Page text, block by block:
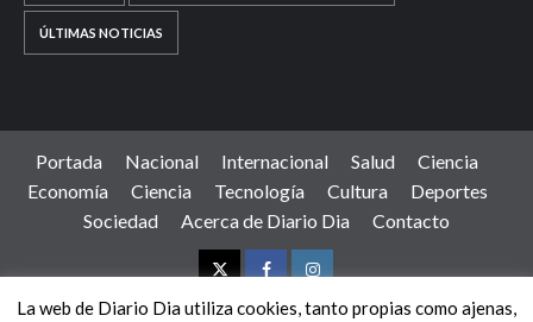
ÚLTIMAS NOTICIAS
Portada Nacional Internacional Salud
Ciencia
Economía
Ciencia Tecnología Cultura
Deportes
Sociedad
Acerca de Diario Dia Contacto
La web de Diario Dia utiliza cookies, tanto propias como ajenas,